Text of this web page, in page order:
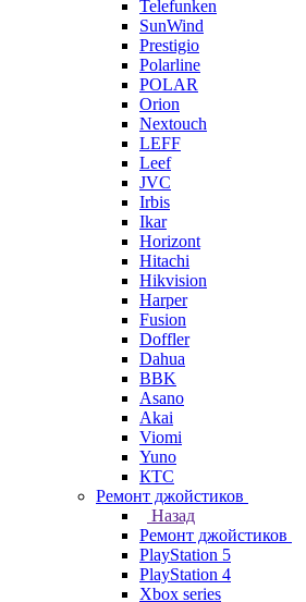
Telefunken
SunWind
Prestigio
Polarline
POLAR
Orion
Nextouch
LEFF
Leef
JVC
Irbis
Ikar
Horizont
Hitachi
Hikvision
Harper
Fusion
Doffler
Dahua
BBK
Asano
Akai
Viomi
Yuno
КТС
Ремонт джойстиков
Назад
Ремонт джойстиков
PlayStation 5
PlayStation 4
Xbox series